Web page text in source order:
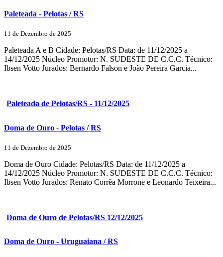
Paleteada - Pelotas / RS
11 de Dezembro de 2025
Paleteada A e B Cidade: Pelotas/RS Data: de 11/12/2025 a
14/12/2025 Núcleo Promotor: N. SUDESTE DE C.C.C. Técnico:
Ibsen Votto Jurados: Bernardo Falson e João Pereira Garcia...
Paleteada de Pelotas/RS - 11/12/2025
Doma de Ouro - Pelotas / RS
11 de Dezembro de 2025
Doma de Ouro Cidade: Pelotas/RS Data: de 11/12/2025 a
14/12/2025 Núcleo Promotor: N. SUDESTE DE C.C.C. Técnico:
Ibsen Votto Jurados: Renato Corrêa Morrone e Leonardo Teixeira...
Doma de Ouro de Pelotas/RS 12/12/2025
Doma de Ouro - Uruguaiana / RS